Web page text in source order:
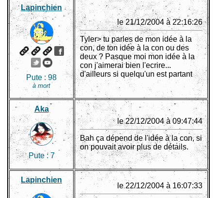
Lapinchien
Pute : 98
à mort
le 21/12/2004 à 22:16:26
Tyler> tu parles de mon idée à la
con, de ton idée à la con ou des
deux ? Pasque moi mon idée à la
con j'aimerai bien l'ecrire...
d'ailleurs si quelqu'un est partant
Aka
Pute : 7
le 22/12/2004 à 09:47:44
Bah ça dépend de l'idée à la con, si
on pouvait avoir plus de détails.
Lapinchien
le 22/12/2004 à 16:07:33